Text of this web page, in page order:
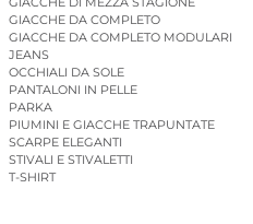
GIACCHE DA COMPLETO
GIACCHE DA COMPLETO MODULARI
JEANS
OCCHIALI DA SOLE
PANTALONI IN PELLE
PARKA
PIUMINI E GIACCHE TRAPUNTATE
SCARPE ELEGANTI
STIVALI E STIVALETTI
T-SHIRT